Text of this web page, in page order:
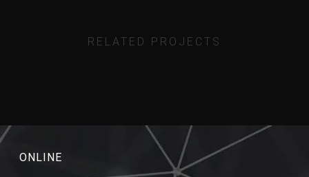
RELATED PROJECTS
ONLINE